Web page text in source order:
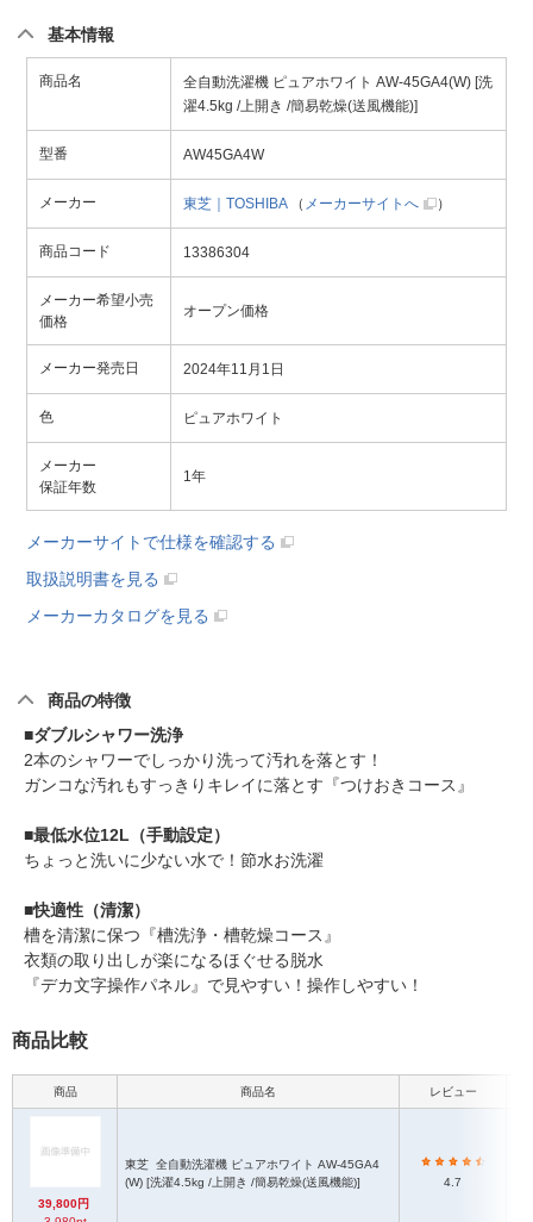
基本情報
商品名
全自動洗濯機 ピュアホワイト AW-45GA4(W) [洗
濯4.5kg /上開き /簡易乾燥(送風機能)]
型番 AW45GA4W
メーカー 東芝｜TOSHIBA（ メーカーサイトへ ）
商品コード 13386304
メーカー希望小売
価格
オープン価格
メーカー発売日 2024年11月1日
色 ピュアホワイト
メーカー
保証年数
1年
メーカーサイトで仕様を確認する
取扱説明書を見る
メーカーカタログを見る
商品の特徴
■ダブルシャワー洗浄
2本のシャワーでしっかり洗って汚れを落とす！
ガンコな汚れもすっきりキレイに落とす『つけおきコース』
■最低水位12L（手動設定）
ちょっと洗いに少ない水で！節水お洗濯
■快適性（清潔）
槽を清潔に保つ『槽洗浄・槽乾燥コース』
衣類の取り出しが楽になるほぐせる脱水
『デカ文字操作パネル』で見やすい！操作しやすい！
商品比較
商品 商品名 レビュー
39,800円
東芝
(W) [洗濯4.5kg /上開き /簡易乾燥(送風機能)]
4.7